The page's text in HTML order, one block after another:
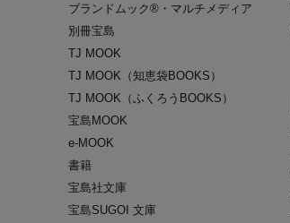
ブランドムック®・マルチメディア
別冊宝島
TJ MOOK
TJ MOOK（知恵袋BOOKS）
TJ MOOK（ふくろうBOOKS）
宝島MOOK
e-MOOK
書籍
宝島社文庫
宝島SUGOI 文庫